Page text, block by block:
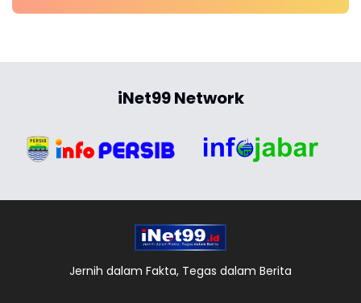
iNet99 Network
Jernih dalam Fakta, Tegas dalam Berita